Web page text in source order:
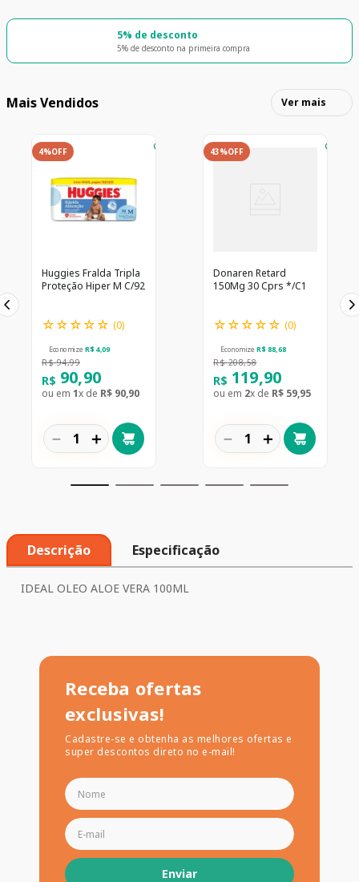
5% de desconto
5% de desconto na primeira compra
Mais Vendidos Ver mais
4%OFF
Huggies Fralda Tripla
Proteção Hiper M C/92
☆☆☆☆☆ (0)
Economize R$ 4,09
R$ 94,99
R$ 90,90
ou em 1x de R$ 90,90
＋
－
43%OFF
Donaren Retard
150Mg 30 Cprs */C1
☆☆☆☆☆ (0)
Economize R$ 88,68
R$ 208,58
R$ 119,90
ou em 2x de R$ 59,95
＋
－
Descrição Especificação
IDEAL OLEO ALOE VERA 100ML
Receba ofertas
exclusivas!
Cadastre-se e obtenha as melhores ofertas e
super descontos direto no e-mail!
Enviar